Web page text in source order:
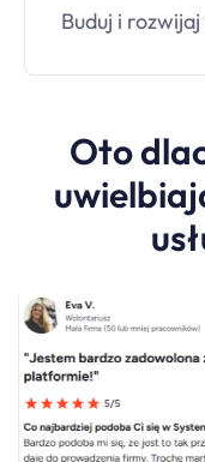
Buduj i
Oto